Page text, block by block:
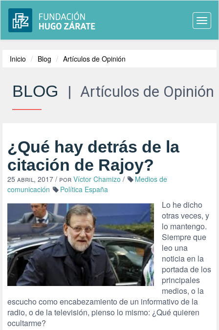
Inicio Blog Artículos de Opinión
BLOG | Artículos de Opinión
¿Qué hay detrás de la
citación de Rajoy?
25 abril, 2017 / por Víctor Chamizo /
Medios de
comunicación
Política España
Lo he dicho
otras veces, y
lo mantengo.
Siempre que
leo una
noticia en la
portada de los
principales
medios, o la
escucho como encabezamiento de un informativo de la
radio, o de la televisión, pienso lo mismo: ¿Qué quieren
ocultarme?